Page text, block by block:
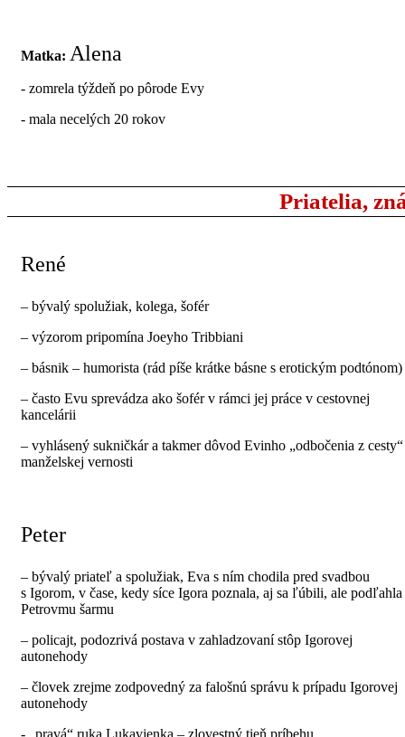
Matka: Alena
- zomrela týždeň po pôrode Evy
- mala necelých 20 rokov
Priatelia,
René
– bývalý spolužiak, kolega, šofér
– výzorom pripomína Joeyho Tribbiani
– básnik – humorista (rád píše krátke básne s erotickým podtónom)
– často Evu sprevádza ako šofér v rámci jej práce v cestovnej
kancelárii
– vyhlásený sukničkár a takmer dôvod Evinho „odbočenia z cesty“
manželskej vernosti
Peter
– bývalý priateľ a spolužiak, Eva s ním chodila pred svadbou
s Igorom, v čase, kedy síce Igora poznala, aj sa ľúbili, ale podľahla
Petrovmu šarmu
– policajt, podozrivá postava v zahladzovaní stôp Igorovej
autonehody
– človek zrejme zodpovedný za falošnú správu k prípadu Igorovej
autonehody
- „pravá“ ruka Lukavjenka – zlovestný tieň príbehu